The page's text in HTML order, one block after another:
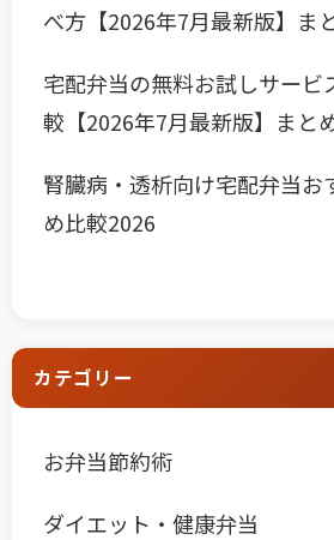
べ方【2026年7月最新版】ま
宅配弁当の無料お試しサービ
較【2026年7月最新版】まと
腎臓病・透析向け宅配弁当お
め比較2026
カテゴリー
お弁当節約術
ダイエット・健康弁当